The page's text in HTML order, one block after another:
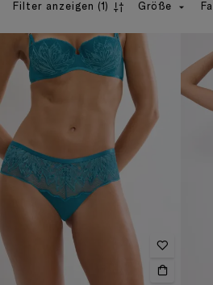
Filter anzeigen (1) Größe